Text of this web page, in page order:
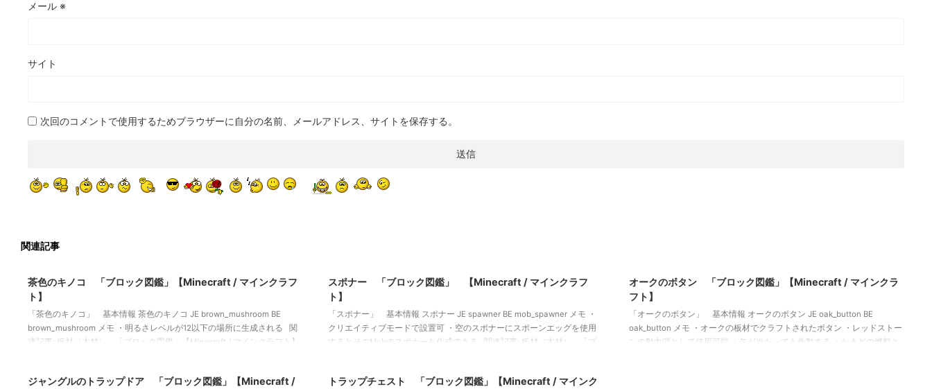
メール ※
サイト
次回のコメントで使用するためブラウザーに自分の名前、メールアドレス、サイトを保存する。
関連記事
茶色のキノコ 「ブロック図鑑」【Minecraft / マインクラフ
ト】
「茶色のキノコ」 基本情報 茶色のキノコ JE brown_mushroom BE
brown_mushroom メモ ・明るさレベルが12以下の場所に生成される 関
連記事: 板材（木材） 「ブロック図鑑」【Minecraft / マインクラフト】
「ブロック図鑑」【Minecraft / マインクラフト】
スポナー 「ブロック図鑑」 【Minecraft / マインクラフ
ト】
「スポナー」 基本情報 スポナー JE spawner BE mob_spawner メモ ・
クリエイティブモードで設置可 ・空のスポナーにスポーンエッグを使用
するとそのMobのスポナーを作成できる 関連記事: 板材（木材） 「ブ
【Minecraft / マインクラフト】 粘着ピストン 「ブロック図鑑」
オークのボタン 「ブロック図鑑」【Minecraft / マインクラ
フト】
「オークのボタン」 基本情報 オークのボタン JE oak_button BE
oak_button メモ ・オークの板材でクラフトされたボタン ・レッドストー
ンの動力源として使用可能 ・矢が当たっても作動する ・かまどの燃料と
ジャングルのトラップドア 「ブロック図鑑」【Minecraft /
トラップチェスト 「ブロック図鑑」【Minecraft / マインク